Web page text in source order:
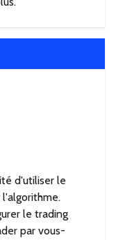
d'utiliser le
le trading
par vous-